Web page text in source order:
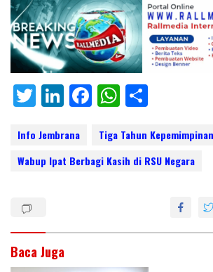
T
itt
er
Li
k
e
F
e
b
k
W
at
s
p
ar
e
Info Jembrana
Tiga Tahun
Wabup Ipat Berbagi Kasih di RSU Negara
Baca Juga